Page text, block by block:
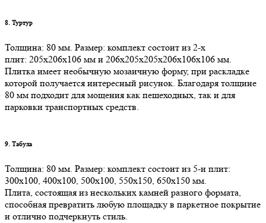
8. Туртур
Толщина: 80 мм. Размер: комплект состоит из 2-х
плит: 205х206х106 мм и 206х205х205х206х106х106 мм.
Плитка имеет необычную мозаичную форму, при раскладке
которой получается интересный рисунок. Благодаря толщине
80 мм подходит для мощения как пешеходных, так и для
парковки транспортных средств.
9. Табула
Толщина: 80 мм. Размер: комплект состоит из 5-и плит:
300х100, 400х100, 500х100, 550х150, 650х150 мм.
Плита, состоящая из нескольких камней разного формата,
способная превратить любую площадку в паркетное покрытие
и отлично подчеркнуть стиль.